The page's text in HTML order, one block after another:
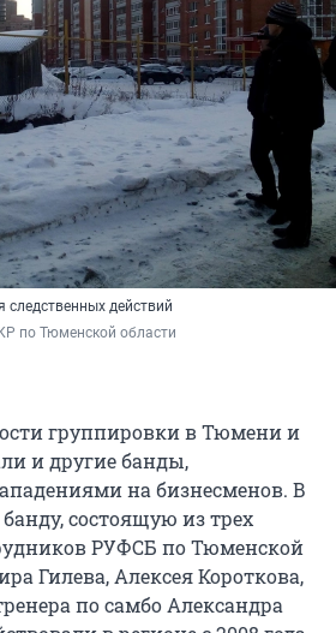
действий
по Тюменской области
группировки в Тюмени и
и другие банды,
на бизнесменов. В
состоящую из трех
РУФСБ по Тюменской
Гилева, Алексея Короткова,
по самбо Александра